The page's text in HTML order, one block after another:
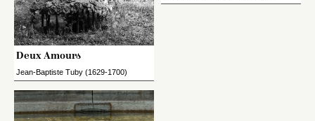
Deux Amours
Jean-Baptiste Tuby (1629-1700)